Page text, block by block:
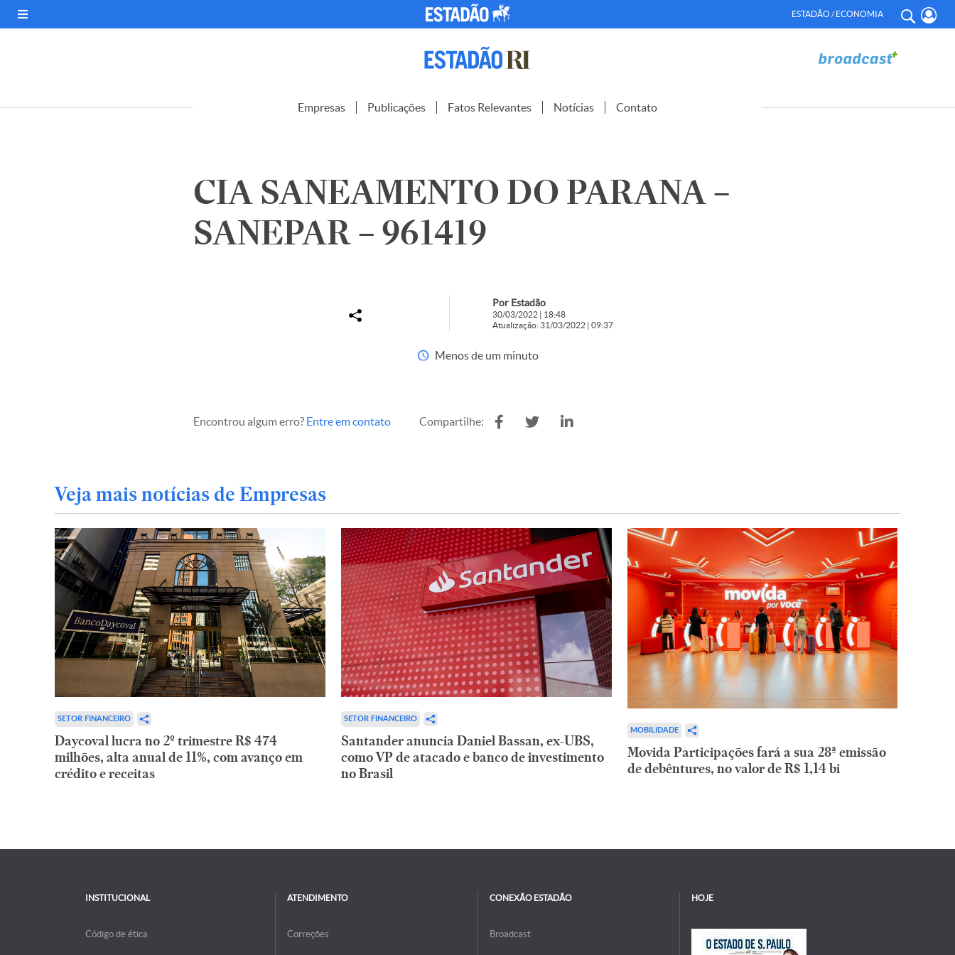
ESTADÃO / ECONOMIA
Empresas Publicações Fatos Relevantes Notícias Contato
CIA SANEAMENTO DO PARANA –
SANEPAR – 961419
Por Estadão
30/03/2022 | 18:48
Atualização: 31/03/2022 | 09:37
Menos de um minuto
Encontrou algum erro? Entre em contato Compartilhe:
Veja mais notícias de Empresas
SETOR FINANCEIRO
Daycoval lucra no 2º trimestre R$ 474
milhões, alta anual de 11%, com avanço em
crédito e receitas
SETOR FINANCEIRO
Santander anuncia Daniel Bassan, ex-UBS,
como VP de atacado e banco de investimento
no Brasil
MOBILIDADE
Movida Participações fará a sua 28ª emissão
de debêntures, no valor de R$ 1,14 bi
INSTITUCIONAL
Código de ética
ATENDIMENTO
Correções
CONEXÃO ESTADÃO
Broadcast
HOJE